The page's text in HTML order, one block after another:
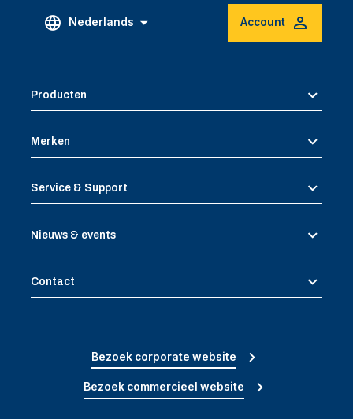
Nederlands Account
Producten
Merken
Service & Support
Nieuws & events
Contact
Bezoek corporate website
Bezoek commercieel website